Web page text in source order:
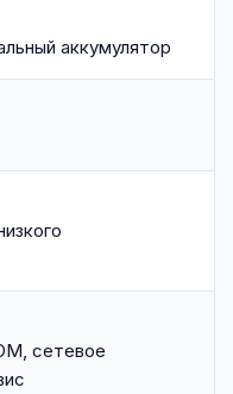
аккумулятор
сетевое